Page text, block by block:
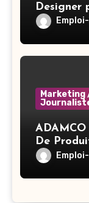
Designer
Marketing
De